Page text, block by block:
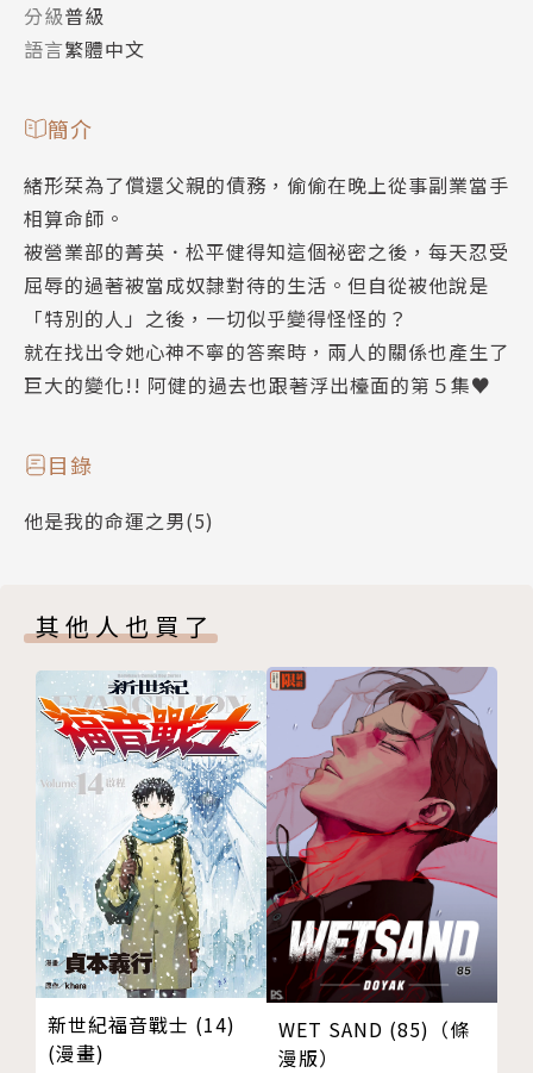
分級普級
語言繁體中文
簡介
緒形栞為了償還父親的債務，偷偷在晚上從事副業當手
相算命師。
被營業部的菁英．松平健得知這個祕密之後，每天忍受
屈辱的過著被當成奴隸對待的生活。但自從被他說是
「特別的人」之後，一切似乎變得怪怪的？
就在找出令她心神不寧的答案時，兩人的關係也產生了
巨大的變化!! 阿健的過去也跟著浮出檯面的第５集♥
目錄
他是我的命運之男(5)
其他人也買了
新世紀福音戰士 (14)
(漫畫)
WET SAND (85)（條
漫版）